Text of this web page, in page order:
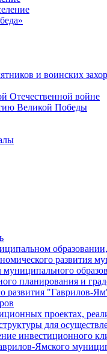
и воинских
Отечественной войне
Великой Победы
развития
планирования и
развития "Гаврилов-
проектах,
для
инвестиционного
Ямского